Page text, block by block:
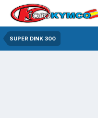
SUPER DINK 300